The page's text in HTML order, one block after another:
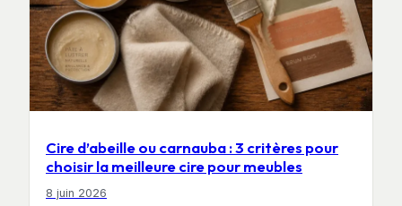
Cire d’abeille ou carnauba : 3 critères pour
choisir la meilleure cire pour meubles
8 juin 2026